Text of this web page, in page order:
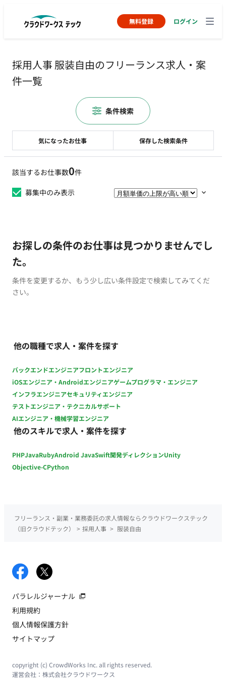
無料登録 ログイン
採用人事 服装自由のフリーランス求人・案
件一覧
該当するお仕事数0件
募集中のみ表示
お探しの条件のお仕事は見つかりませんでし
た。
条件を変更するか、もう少し広い条件設定で検索してみてくだ
さい。
他の職種で求人・案件を探す
バックエンドエンジニアフロントエンジニア
iOSエンジニア・Androidエンジニアゲームプログラマ・エンジニア
インフラエンジニアセキュリティエンジニア
テストエンジニア・テクニカルサポート
AIエンジニア・機械学習エンジニア
他のスキルで求人・案件を探す
PHPJavaRubyAndroid JavaSwift開発ディレクションUnity
Objective-CPython
気になったお仕事 保存した検索条件
条件検索
フリーランス・副業・業務委託の求人情報ならクラウドワークステック
（旧クラウドテック）
> 採用人事 > 服装自由
パラレルジャーナル
利用規約
個人情報保護方針
サイトマップ
copyright (c) CrowdWorks Inc. all rights reserved.
運営会社： 株式会社クラウドワークス